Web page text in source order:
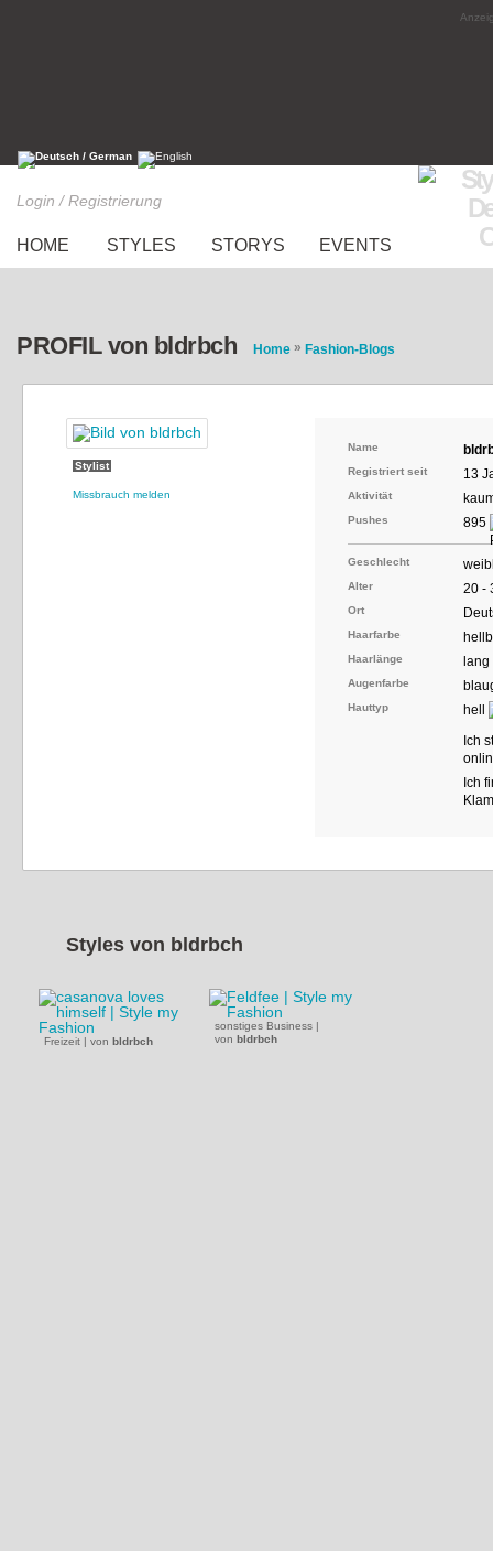
Login / Registrierung
HOME STYLES STORYS EVENTS
PROFIL von bldrbch Home » Fashion-Blogs
Stylist
Missbrauch melden
Name
Registriert seit 13
Aktivität
Pushes 895
Geschlecht
Alter 20 -
Ort
Haarfarbe
Haarlänge lang
Augenfarbe
Hauttyp
hell
Ich
Ich
Styles von bldrbch
Freizeit | von bldrbch
sonstiges Business |
von bldrbch